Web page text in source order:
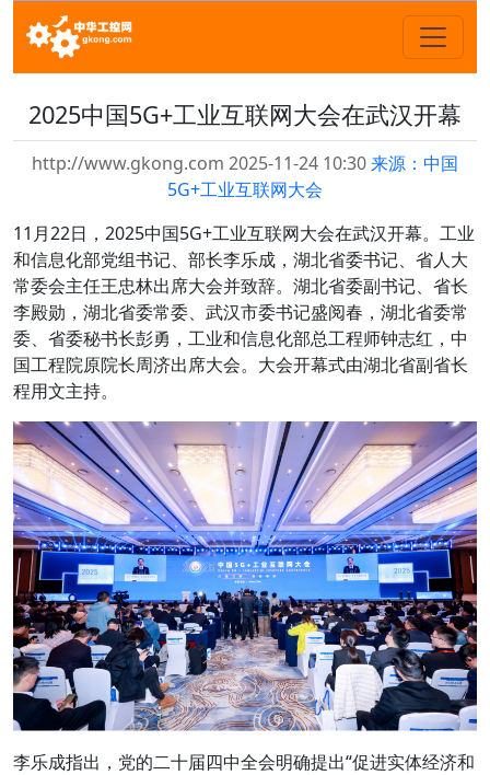
2025中国5G+工业互联网大会在武汉开幕
http://www.gkong.com 2025-11-24 10:30来源：中国
5G+工业互联网大会
11月22日，2025中国5G+工业互联网大会在武汉开幕。工业
和信息化部党组书记、部长李乐成，湖北省委书记、省人大
常委会主任王忠林出席大会并致辞。湖北省委副书记、省长
李殿勋，湖北省委常委、武汉市委书记盛阅春，湖北省委常
委、省委秘书长彭勇，工业和信息化部总工程师钟志红，中
国工程院原院长周济出席大会。大会开幕式由湖北省副省长
程用文主持。
李乐成指出，党的二十届四中全会明确提出“促进实体经济和